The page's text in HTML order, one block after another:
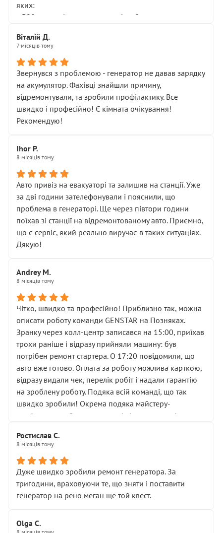
яких:
• 300 грн — діагностика гальмівної системи
НЕ погоджував
послуга. Тим більше, я був поруч і жодної реальної
діагностики ходової не проводилось. Після
зауваження гроші за цю “послугу” повернули, що
лише підтвердило мою правоту.
Але головне — я виїжджаю з боксу, і скрип у гальмах
залишився таким самим, як і був. Тобто оплачена
Далі ситуація тільки погіршилась:
• сказали, що тепер “потрібно знімати колеса”
• що біля авто стояти вже не можна
• почали озвучувати купу додаткових робіт без
чіткого пояснення
( ну все зняли та доробили) дякую!
Окремий момент, який виглядає абсурдно:
мені заявили, що бачок гальмівної рідини потрібно
міняти разом із головним гальмівним циліндром у
Для людини, яка хоча б трохи розуміється на техніці,
це звучить як мінімум непрофесійно, а як максимум —
спроба продати дорогий вузол замість елементарних
ущільнювачів.
Що прикро — це не перший мій візит. Раніше міняв у
вас стартер, і тоді сервіс наче справив хороше
враження. Але згодом знайшов декілька гайок під
лобовим склом. Мені пояснили, що це “старі гайки, які
відкручували”, і попросили не хвилюватися. ( надіюсь
новий власник, не застяг в полі))
Але після нинішнього візиту такі дрібниці вже не
здаються дрібницями.
Я — клієнт, який працює на довірі, і саме її цей сервіс
Хотілося б більше:
• належної уваги до авто
• прозорості в роботах і рахунках
• реальної діагностики, а не формального
“подивились і поїхав”
На жаль, складається враження, що сервіс працює не
Стосовно комунікації - все добре
Віталій Д.
7 місяців тому
Звернувся з проблемою - генератор не давав зарядку
на акумулятор. Фахівці знайшли причину,
відремонтували, та зробили профілактику. Все
швидко і професійно! Є кімната очікування!
Рекомендую!
Ihor P.
8 місяців тому
Авто привіз на евакуаторі та залишив на станції. Уже
за дві години зателефонували і пояснили, що
проблема в генераторі. Ще через півтори години
поїхав зі станції на відремонтованому авто. Приємно,
що є сервіс, який реально виручає в таких ситуаціях.
Дякую!
Andrey M.
8 місяців тому
Чітко, швидко та професійно! Приблизно так, можна
описати роботу команди GENSTAR на Позняках.
Зранку через колл-центр записався на 15:00, приїхав
трохи раніше і відразу прийняли машину: був
потрібен ремонт стартера. О 17:20 повідомили, що
авто вже готово. Оплата за роботу можлива карткою,
відразу видали чек, перелік робіт і надали гарантію
на зроблену роботу. Подяка всій команді, що так
швидко зробили! Окрема подяка майстеру-
приймальнику Олександру: всі чітко та по суті.
звертатися до цього автосервісу.
Ростислав С.
8 місяців тому
Дуже швидко зробили ремонт генератора. За
тригодини, враховуючи те, що зняти і поставити
генератор на рено меган ще той квест.
Olga С.